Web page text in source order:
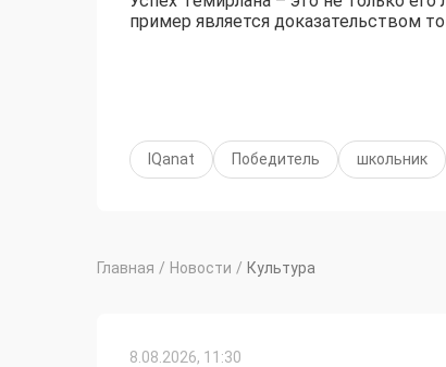
пример является доказательством
IQanat Победитель школьник
Главная / Новости / Культура
8.08.2026, 11:30